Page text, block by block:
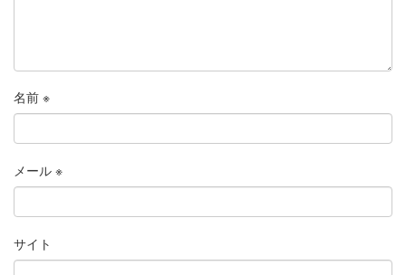
名前 ※
メール ※
サイト